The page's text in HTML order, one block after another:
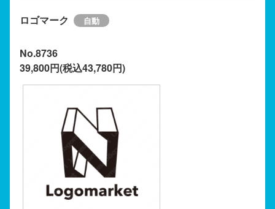
ロゴマーク
No.8736
39,800円(税込43,780円)